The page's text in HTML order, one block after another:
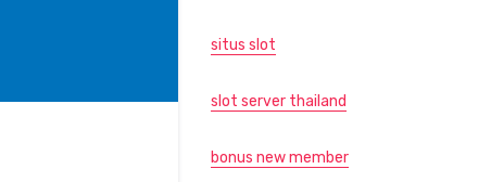
situs slot
slot server thailand
bonus new member